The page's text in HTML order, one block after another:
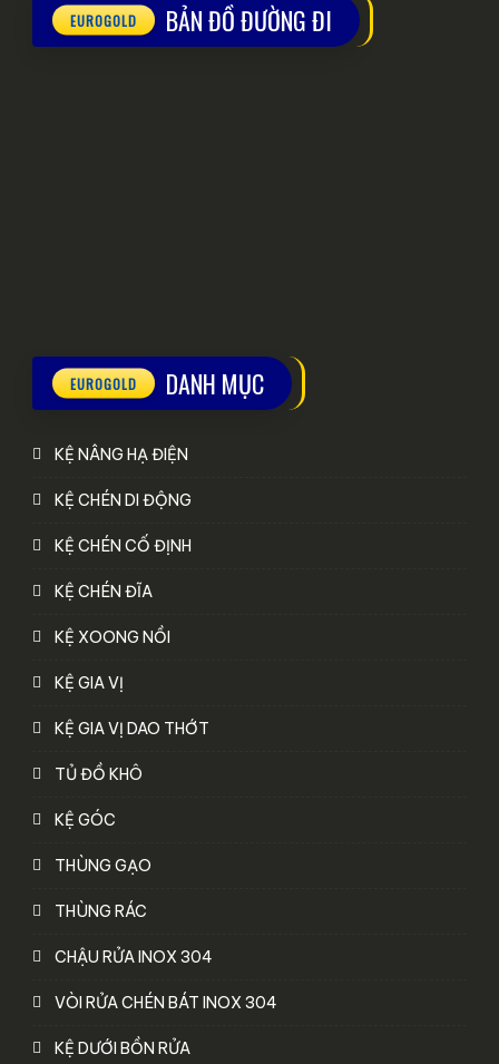
BẢN ĐỒ ĐƯỜNG ĐI
DANH MỤC
KỆ NÂNG HẠ ĐIỆN
KỆ CHÉN DI ĐỘNG
KỆ CHÉN CỐ ĐỊNH
KỆ CHÉN ĐĨA
KỆ XOONG NỒI
KỆ GIA VỊ
KỆ GIA VỊ DAO THỚT
TỦ ĐỒ KHÔ
KỆ GÓC
THÙNG GẠO
THÙNG RÁC
CHẬU RỬA INOX 304
VÒI RỬA CHÉN BÁT INOX 304
KỆ DƯỚI BỒN RỬA